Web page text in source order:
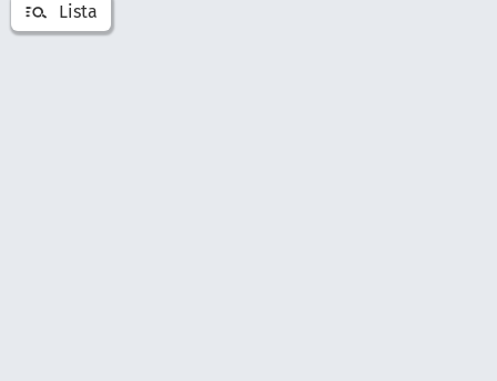
Otwórz listę miejsć
Lista